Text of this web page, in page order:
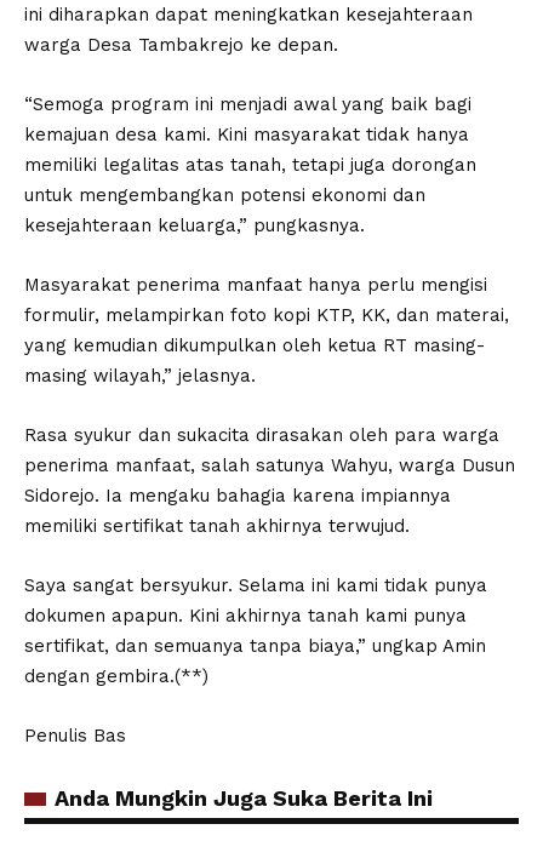
ini diharapkan dapat meningkatkan kesejahteraan
warga Desa Tambakrejo ke depan.
“Semoga program ini menjadi awal yang baik bagi
kemajuan desa kami. Kini masyarakat tidak hanya
memiliki legalitas atas tanah, tetapi juga dorongan
untuk mengembangkan potensi ekonomi dan
kesejahteraan keluarga,” pungkasnya.
Masyarakat penerima manfaat hanya perlu mengisi
formulir, melampirkan foto kopi KTP, KK, dan materai,
yang kemudian dikumpulkan oleh ketua RT masing-
masing wilayah,” jelasnya.
Rasa syukur dan sukacita dirasakan oleh para warga
penerima manfaat, salah satunya Wahyu, warga Dusun
Sidorejo. Ia mengaku bahagia karena impiannya
memiliki sertifikat tanah akhirnya terwujud.
Saya sangat bersyukur. Selama ini kami tidak punya
dokumen apapun. Kini akhirnya tanah kami punya
sertifikat, dan semuanya tanpa biaya,” ungkap Amin
dengan gembira.(**)
Penulis Bas
Anda Mungkin Juga Suka Berita Ini